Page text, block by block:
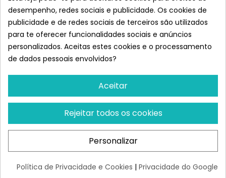
de actividade física, peso ou raça.
Deixar sempre água fresca e limpa disponível para o
animal de estimação.
desempenho, redes sociais e publicidade. Os cookies de
publicidade e de redes sociais de terceiros são utilizados
para te oferecer funcionalidades sociais e anúncios
personalizados. Aceitas estes cookies e o processamento
de dados pessoais envolvidos?
Aceitar
Rejeitar todos os cookies
Personalizar
Política de Privacidade e Cookies | Privacidade do Google